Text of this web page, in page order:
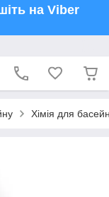
на Viber
Хімія для